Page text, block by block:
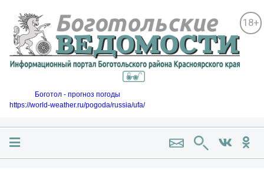
18+
Боготол - прогноз погоды
https://world-weather.ru/pogoda/russia/ufa/